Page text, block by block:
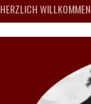
HERZLICH WILLKOMMEN